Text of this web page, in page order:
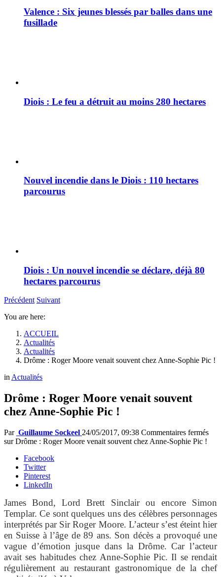
Valence : Six jeunes blessés par balles dans une
fusillade
Diois : Le feu a détruit au moins 280 hectares
Nouvel incendie dans le Diois : 110 hectares
parcourus
Diois : Un nouvel incendie se déclare, déjà 80
hectares parcourus
Précédent Suivant
You are here:
ACCUEIL
Actualités
Actualités
Drôme : Roger Moore venait souvent chez Anne-Sophie Pic !
inActualités
Drôme : Roger Moore venait souvent
chez Anne-Sophie Pic !
Par Guillaume Sockeel 24/05/2017, 09:38 Commentaires fermés
sur Drôme : Roger Moore venait souvent chez Anne-Sophie Pic !
Facebook
Twitter
Pinterest
LinkedIn
James Bond, Lord Brett Sinclair ou encore Simon
Templar. Ce sont quelques uns des célèbres personnages
interprétés par Sir Roger Moore. L’acteur s’est éteint hier
en Suisse à l’âge de 89 ans. Son décès a provoqué une
vague d’émotion jusque dans la Drôme. Car l’acteur
avait ses habitudes chez Anne-Sophie Pic. Il se rendait
régulièrement au restaurant gastronomique de la chef